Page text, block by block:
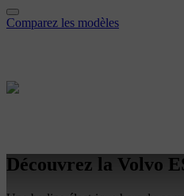
Comparez les modèles
Découvrez la Volvo